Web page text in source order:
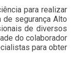
para realizar
de segurança Alto
de diversos
do colaborador
para obter